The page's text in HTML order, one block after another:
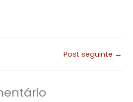
Post seguinte →